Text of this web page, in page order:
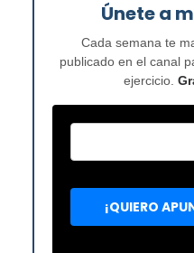
Únete a
Cada semana te
publicado en el canal
ejercicio.